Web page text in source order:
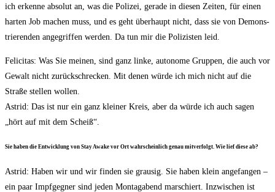
ich erken­ne abso­lut an, was die Poli­zei, gera­de in die­sen Zei­ten, für einen
har­ten Job machen muss, und es geht über­haupt nicht, dass sie von Demons­
trie­ren­den ange­grif­fen wer­den. Da tun mir die Poli­zis­ten leid.
Feli­ci­tas: Was Sie mei­nen, sind ganz lin­ke, auto­no­me Grup­pen, die auch vor
Gewalt nicht zurück­schre­cken. Mit denen wür­de ich mich nicht auf die
Stra­ße stel­len wol­len.
Astrid: Das ist nur ein ganz klei­ner Kreis, aber da wür­de ich auch sagen
„hört auf mit dem Scheiß“.
Sie haben die Ent­wick­lung von Stay Awa­ke vor Ort wahr­schein­lich genau mit­ver­folgt. Wie lief die­se ab?
Astrid: Haben wir und wir fin­den sie grau­sig. Sie haben klein ange­fan­gen –
ein paar Impf­geg­ner sind jeden Mon­tag­abend mar­schiert. Inzwi­schen ist